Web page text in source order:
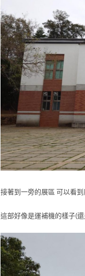
接著到一旁的展區 可以看
這部好像是運補機的樣子(